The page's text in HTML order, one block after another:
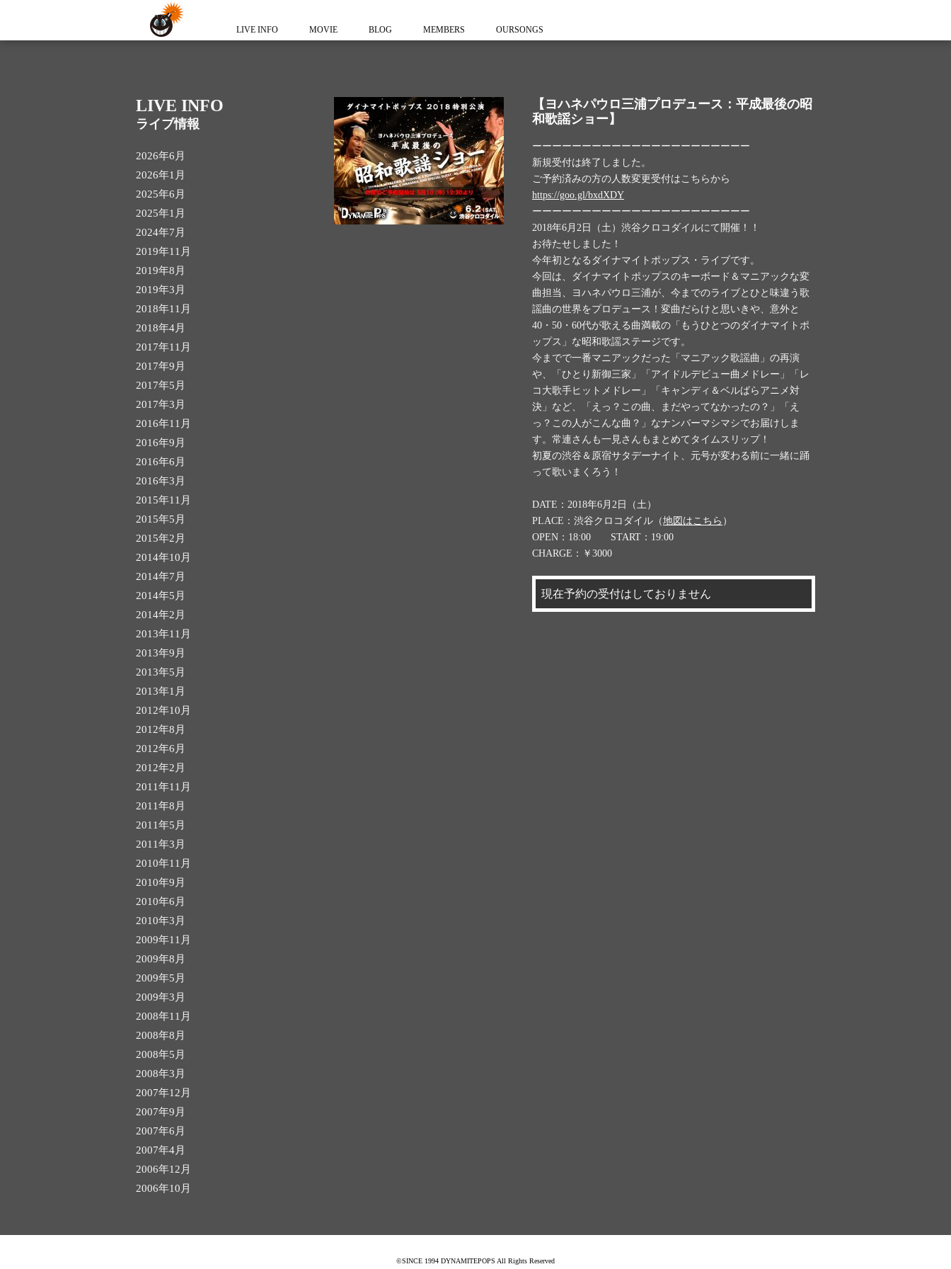
LIVE INFO MOVIE BLOG MEMBERS OURSONGS
LIVE INFO
ライブ情報
2026年6月
2026年1月
2025年6月
2025年1月
2024年7月
2019年11月
2019年8月
2019年3月
2018年11月
2018年4月
2017年11月
2017年9月
2017年5月
2017年3月
2016年11月
2016年9月
2016年6月
2016年3月
2015年11月
2015年5月
2015年2月
2014年10月
2014年7月
2014年5月
2014年2月
2013年11月
2013年9月
2013年5月
2013年1月
2012年10月
2012年8月
2012年6月
2012年2月
2011年11月
2011年8月
2011年5月
2011年3月
2010年11月
2010年9月
2010年6月
2010年3月
2009年11月
2009年8月
2009年5月
2009年3月
2008年11月
2008年8月
2008年5月
2008年3月
2007年12月
2007年9月
2007年6月
2007年4月
2006年12月
2006年10月
【ヨハネパウロ三浦プロデュース：平成最後の昭
和歌謡ショー】
ーーーーーーーーーーーーーーーーーーーーーー
新規受付は終了しました。
ご予約済みの方の人数変更受付はこちらから
https://goo.gl/bxdXDY
ーーーーーーーーーーーーーーーーーーーーーー
2018年6月2日（土）渋谷クロコダイルにて開催！！
お待たせしました！
今年初となるダイナマイトポップス・ライブです。
今回は、ダイナマイトポップスのキーボード＆マニアックな変
曲担当、ヨハネパウロ三浦が、今までのライブとひと味違う歌
謡曲の世界をプロデュース！変曲だらけと思いきや、意外と
40・50・60代が歌える曲満載の「もうひとつのダイナマイトポ
ップス」な昭和歌謡ステージです。
今までで一番マニアックだった「マニアック歌謡曲」の再演
や、「ひとり新御三家」「アイドルデビュー曲メドレー」「レ
コ大歌手ヒットメドレー」「キャンディ＆ベルばらアニメ対
決」など、「えっ？この曲、まだやってなかったの？」「え
っ？この人がこんな曲？」なナンバーマシマシでお届けしま
す。常連さんも一見さんもまとめてタイムスリップ！
初夏の渋谷＆原宿サタデーナイト、元号が変わる前に一緒に踊
って歌いまくろう！
DATE：2018年6月2日（土）
PLACE：渋谷クロコダイル（地図はこちら ）
OPEN：18:00 START：19:00
CHARGE：￥3000
現在予約の受付はしておりません
©SINCE 1994 DYNAMITEPOPS All Rights Reserved